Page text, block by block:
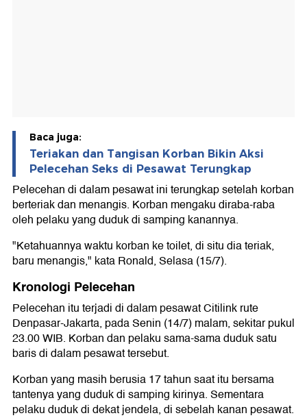
Baca juga:
Teriakan dan Tangisan Korban Bikin Aksi
Pelecehan Seks di Pesawat Terungkap
Pelecehan di dalam pesawat ini terungkap setelah korban
berteriak dan menangis. Korban mengaku diraba-raba
oleh pelaku yang duduk di samping kanannya.
"Ketahuannya waktu korban ke toilet, di situ dia teriak,
baru menangis," kata Ronald, Selasa (15/7).
Kronologi Pelecehan
Pelecehan itu terjadi di dalam pesawat Citilink rute
Denpasar-Jakarta, pada Senin (14/7) malam, sekitar pukul
23.00 WIB. Korban dan pelaku sama-sama duduk satu
baris di dalam pesawat tersebut.
Korban yang masih berusia 17 tahun saat itu bersama
tantenya yang duduk di samping kirinya. Sementara
pelaku duduk di dekat jendela, di sebelah kanan pesawat.